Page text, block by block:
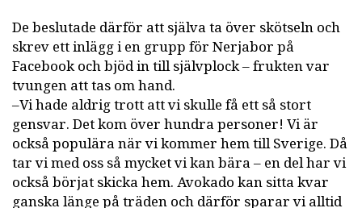
De beslutade därför att själva ta över skötseln och
skrev ett inlägg i en grupp för Nerjabor på
Facebook och bjöd in till självplock – frukten var
tvungen att tas om hand.
–Vi hade aldrig trott att vi skulle få ett så stort
gensvar. Det kom över hundra personer! Vi är
också populära när vi kommer hem till Sverige. Då
tar vi med oss så mycket vi kan bära – en del har vi
också börjat skicka hem. Avokado kan sitta kvar
ganska länge på träden och därför sparar vi alltid